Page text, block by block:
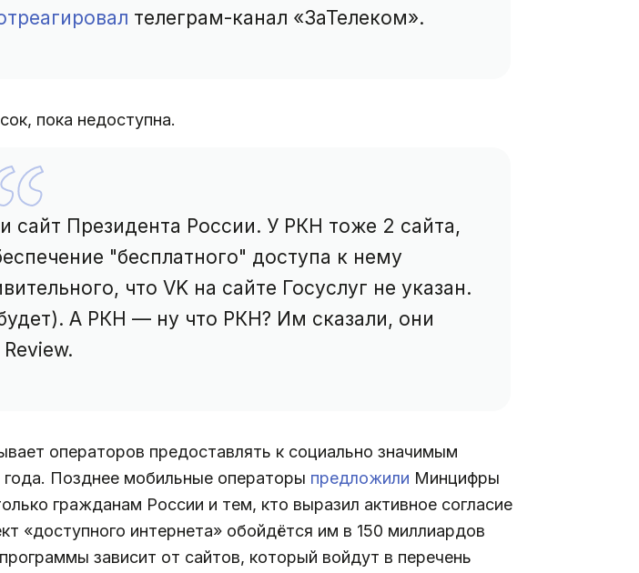
телеграм-канал «ЗаТелеком».
пока недоступна.
сайт Президента России. У РКН тоже 2 сайта,
"бесплатного" доступа к нему
что VK на сайте Госуслуг не указан.
А РКН — ну что РКН? Им сказали, они
операторов предоставлять к социально значимым
Позднее мобильные операторы предложили Минцифры
гражданам России и тем, кто выразил активное согласие
«доступного интернета» обойдётся им в 150 миллиардов
зависит от сайтов, который войдут в перечень